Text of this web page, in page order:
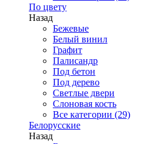
По цвету
Назад
Бежевые
Белый винил
Графит
Палисандр
Под бетон
Под дерево
Светлые двери
Слоновая кость
Все категории (29)
Белорусские
Назад